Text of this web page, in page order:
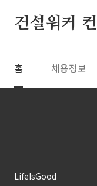
건설워커
홈 채용정보
LifeIsGood